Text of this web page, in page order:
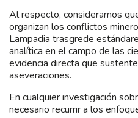
Al respecto, consideramos
organizan los conflictos
Lampadia trasgrede
analítica en el campo de las
evidencia directa que
aseveraciones.
En cualquier investigación
necesario recurrir a los